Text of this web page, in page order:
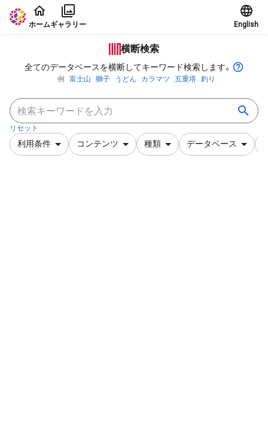
本文に飛ぶ
ホームギャラリー English
横断検索
全てのデータベースを横断してキーワード検索します。
例 富士山 獅子 うどん カラマツ 五重塔 釣り
リセット
利用条件 コンテンツ 種類 データベース